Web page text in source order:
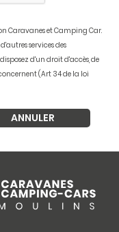
Caravanes et Camping Car.
services des
d'un droit d'accès, de
(Art 34 de la loi